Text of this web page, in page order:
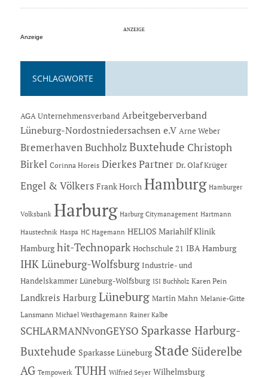
Anzeige
SCHLAGWORTE
AGA Unternehmensverband Arbeitgeberverband
Lüneburg-Nordostniedersachsen e.V Arne Weber
Bremerhaven Buchholz Buxtehude Christoph
Birkel Corinna Horeis Dierkes Partner Dr. Olaf Krüger
Engel & Völkers Frank Horch Hamburg Hamburger
Volksbank Harburg Harburg Citymanagement Hartmann
Haustechnik Haspa HC Hagemann HELIOS Mariahilf Klinik
Hamburg hit-Technopark Hochschule 21 IBA Hamburg
IHK Lüneburg-Wolfsburg Industrie- und
Handelskammer Lüneburg-Wolfsburg ISI Buchholz Karen Pein
Landkreis Harburg Lüneburg Martin Mahn Melanie-Gitte
Lansmann Michael Westhagemann Rainer Kalbe
SCHLARMANNvonGEYSO Sparkasse Harburg-
Buxtehude Sparkasse Lüneburg Stade Süderelbe
AG Tempowerk TUHH Wilfried Seyer Wilhelmsburg